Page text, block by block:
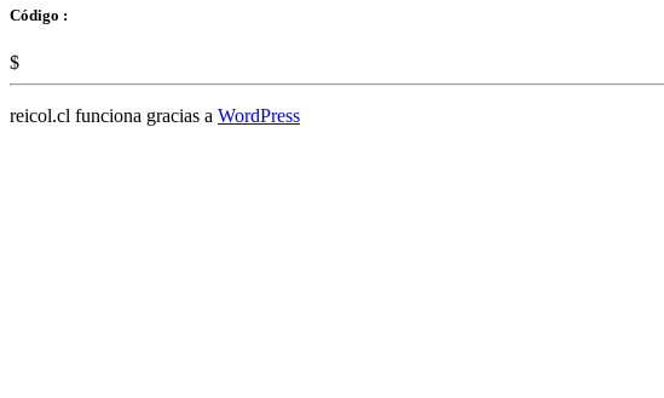
Código :
$
reicol.cl funciona gracias a WordPress